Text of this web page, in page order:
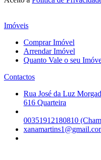
Imóveis
Comprar Imóvel
Arrendar Imóvel
Quanto Vale o seu
Contactos
Rua José da Luz
616 Quarteira
00351912180810